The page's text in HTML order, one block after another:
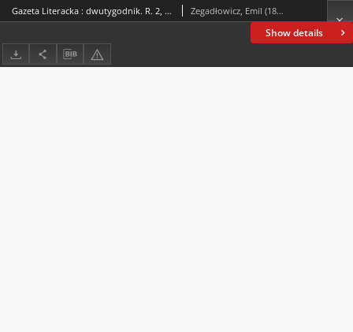
Show details
Gazeta Literacka : dwutygodnik. R. 2, 1927, nr 2 (23), 15 I Zegadłowicz, Emil (1888-1941)